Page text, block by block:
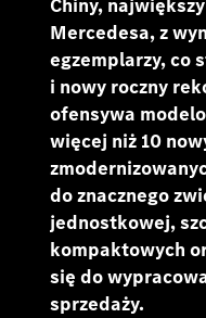
Mercedesa, z
egzemplarzy, co
i nowy roczny
ofensywa
więcej niż 10
do znacznego
jednostkowej,
kompaktowych
się do
sprzedaży.